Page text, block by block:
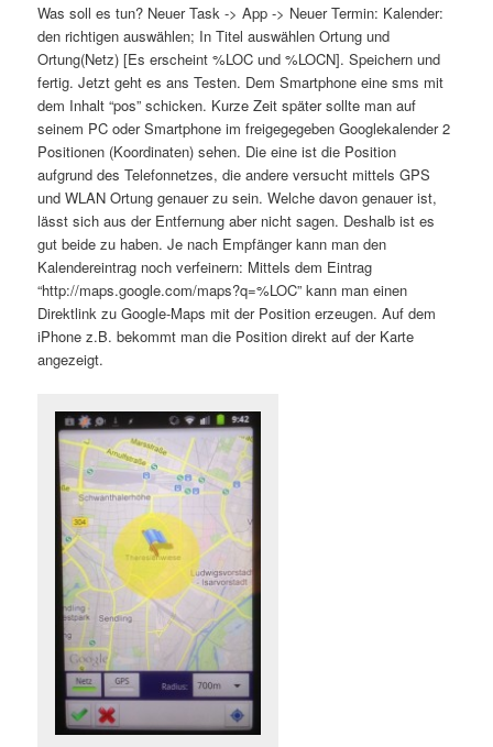
Was soll es tun? Neuer Task -> App -> Neuer Termin: Kalender:
den richtigen auswählen; In Titel auswählen Ortung und
Ortung(Netz) [Es erscheint %LOC und %LOCN]. Speichern und
fertig. Jetzt geht es ans Testen. Dem Smartphone eine sms mit
dem Inhalt “pos” schicken. Kurze Zeit später sollte man auf
seinem PC oder Smartphone im freigegegeben Googlekalender 2
Positionen (Koordinaten) sehen. Die eine ist die Position
aufgrund des Telefonnetzes, die andere versucht mittels GPS
und WLAN Ortung genauer zu sein. Welche davon genauer ist,
lässt sich aus der Entfernung aber nicht sagen. Deshalb ist es
gut beide zu haben. Je nach Empfänger kann man den
Kalendereintrag noch verfeinern: Mittels dem Eintrag
“http://maps.google.com/maps?q=%LOC” kann man einen
Direktlink zu Google-Maps mit der Position erzeugen. Auf dem
iPhone z.B. bekommt man die Position direkt auf der Karte
angezeigt.